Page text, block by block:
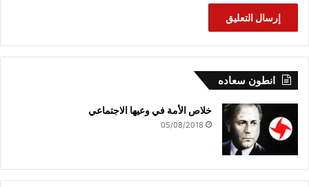
انطون سعاده
خلاص الأمة في وعيها الاجتماعي
05/08/2018